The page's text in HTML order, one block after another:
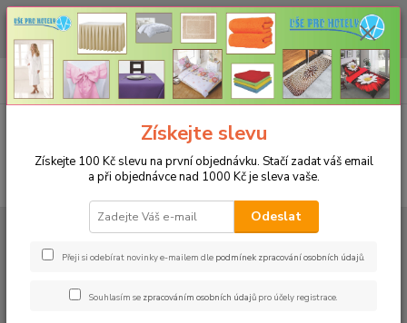
CHCETE NAKOUPIT VĚTŠÍ MNOŽSTVÍ NAŠICH PRODUKTŮ ZA LEPŠÍ
CENU? Klikněte ZDE
CZK
+420 773 794 023
Pondělí-pátek 9-16 hodin
0ks
za0 Kč
PROSTĚRADLA
Froté prostěradla s gumou - 190g/m2 - 45 barev
70 antracit
Froté prostěradlo 160x200cm -
Získejte slevu
Získejte 100 Kč slevu na první objednávku. Stačí zadat váš email
a při objednávce nad 1000 Kč je sleva vaše.
Odeslat
Přeji si odebírat novinky e-mailem dle podmínek zpracování osobních údajů.
Souhlasím se zpracováním osobních údajů pro účely registrace.